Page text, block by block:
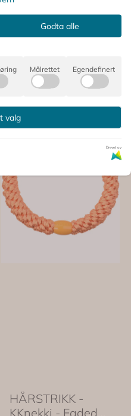
HÅRSTRIKK -
KKnekki - Faded
Godta alle
Målrettet Egendefinert
valg
Drevet av